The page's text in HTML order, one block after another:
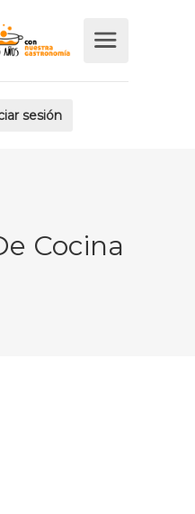
sesión
Cocina